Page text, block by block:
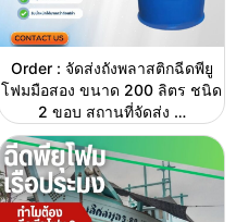
Order : จัดส่งถังพลาสติกฉีดพียู
โฟมมือสอง ขนาด 200 ลิตร ชนิด
2 ขอบ สถานที่จัดส่ง …